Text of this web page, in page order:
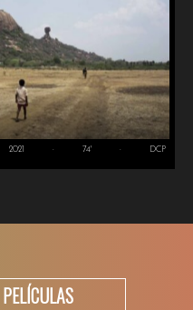
2021 · 74' · DCP
PELÍCULAS